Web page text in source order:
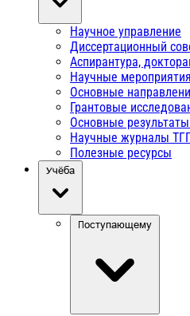
Научное управление
Диссертационный
Аспирантура,
Научные
Основные
Грантовые
Основные
Научные журналы
Полезные ресурсы
Учёба
Поступающему